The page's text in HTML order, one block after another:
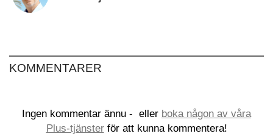
KOMMENTARER
Ingen kommentar ännu - eller boka någon av våra
Plus-tjänsterför att kunna kommentera!